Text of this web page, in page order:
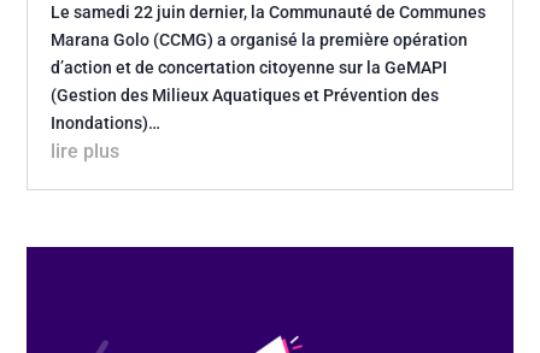
Le samedi 22 juin dernier, la Communauté de Communes
Marana Golo (CCMG) a organisé la première opération
d’action et de concertation citoyenne sur la GeMAPI
(Gestion des Milieux Aquatiques et Prévention des
Inondations)…
lire plus